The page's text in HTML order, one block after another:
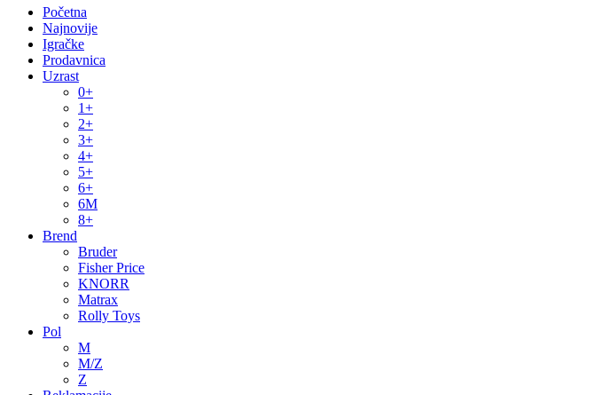
Početna
Najnovije
Igračke
Prodavnica
Uzrast
0+
1+
2+
3+
4+
5+
6+
6M
8+
Brend
Bruder
Fisher Price
KNORR
Matrax
Rolly Toys
Pol
M
M/Z
Z